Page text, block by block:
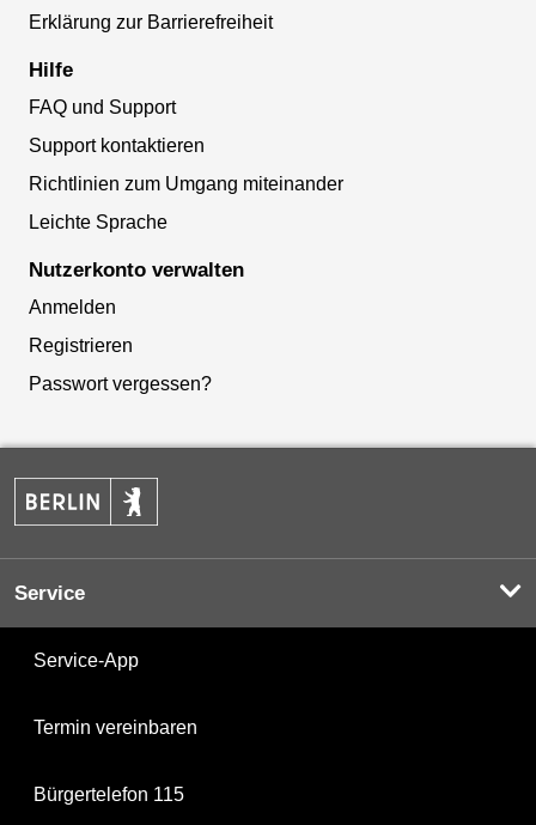
Erklärung zur Barrierefreiheit
Hilfe
FAQ und Support
Support kontaktieren
Richtlinien zum Umgang miteinander
Leichte Sprache
Nutzerkonto verwalten
Anmelden
Registrieren
Passwort vergessen?
Service
Service-App
Termin vereinbaren
Bürgertelefon 115